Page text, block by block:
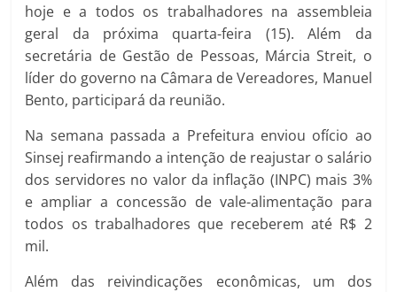
hoje e a todos os trabalhadores na assembleia
geral da próxima quarta-feira (15). Além da
secretária de Gestão de Pessoas, Márcia Streit, o
líder do governo na Câmara de Vereadores, Manuel
Bento, participará da reunião.
Na semana passada a Prefeitura enviou ofício ao
Sinsej reafirmando a intenção de reajustar o salário
dos servidores no valor da inflação (INPC) mais 3%
e ampliar a concessão de vale-alimentação para
todos os trabalhadores que receberem até R$ 2
mil.
Além das reivindicações econômicas, um dos